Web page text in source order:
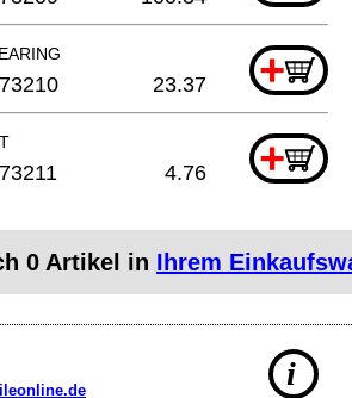
+
23.37
+
4.76
0 Artikel in Ihrem
i